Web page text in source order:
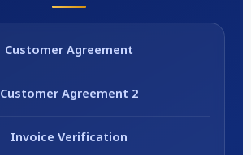
Customer Agreement
Customer Agreement 2
Invoice Verification